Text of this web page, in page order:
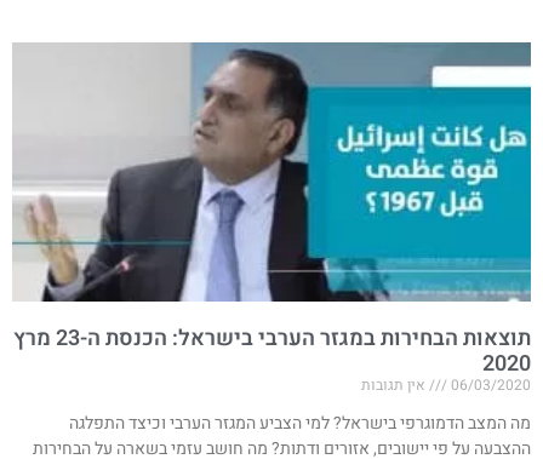
תוצאות הבחירות במגזר הערבי בישראל: הכנסת ה-23 מרץ
2020
06/03/2020 אין תגובות
מה המצב הדמוגרפי בישראל? למי הצביע המגזר הערבי וכיצד התפלגה
ההצבעה על פי יישובים, אזורים ודתות? מה חושב עזמי בשארה על הבחירות